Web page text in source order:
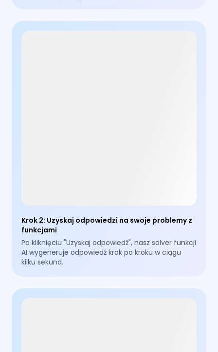
Krok 2: Uzyskaj odpowiedzi na swoje problemy z
funkcjami
Po kliknięciu "Uzyskaj odpowiedź", nasz solver funkcji
AI wygeneruje odpowiedź krok po kroku w ciągu
kilku sekund.